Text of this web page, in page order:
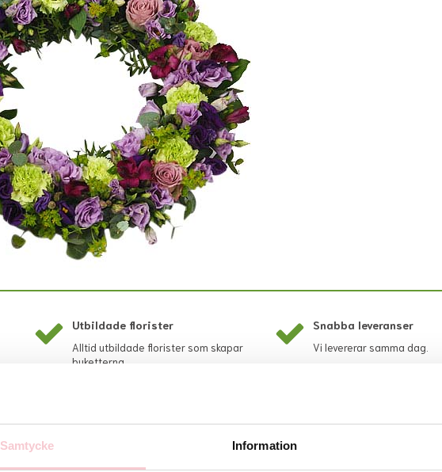
Samtycke Information
Utbildade florister
Alltid utbildade florister som skapar
buketterna.
Snabba leveranser
Vi levererar samma dag.